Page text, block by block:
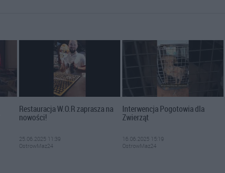
Restauracja W.O.R zaprasza na
nowości!
25.06.2025 11:39
OstrowMaz24
Interwencja Pogotowia dla
Zwierząt
16.06.2025 15:19
OstrowMaz24